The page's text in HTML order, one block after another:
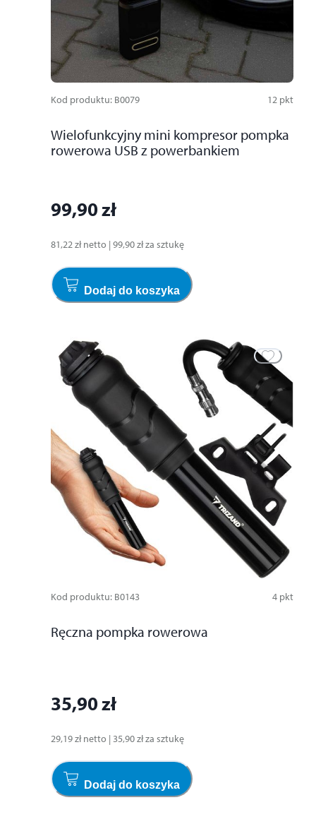
Kod produktu: B0079 12 pkt
Wielofunkcyjny mini kompresor pompka
rowerowa USB z powerbankiem
99,90 zł
81,22 zł netto | 99,90 złza sztukę
Dodaj do koszyka
Kod produktu: B0143 4 pkt
Ręczna pompka rowerowa
35,90 zł
29,19 zł netto | 35,90 złza sztukę
Dodaj do koszyka